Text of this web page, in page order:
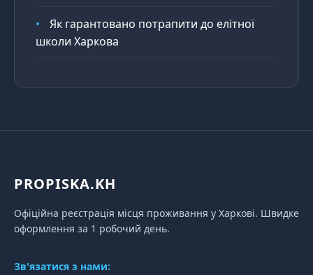
•
Як гарантовано потрапити до елітної
школи Харкова
PROPISKA.KH
Офіційна реєстрація місця проживання у Харкові. Швидке
оформлення за 1 робочий день.
Зв'язатися з нами: